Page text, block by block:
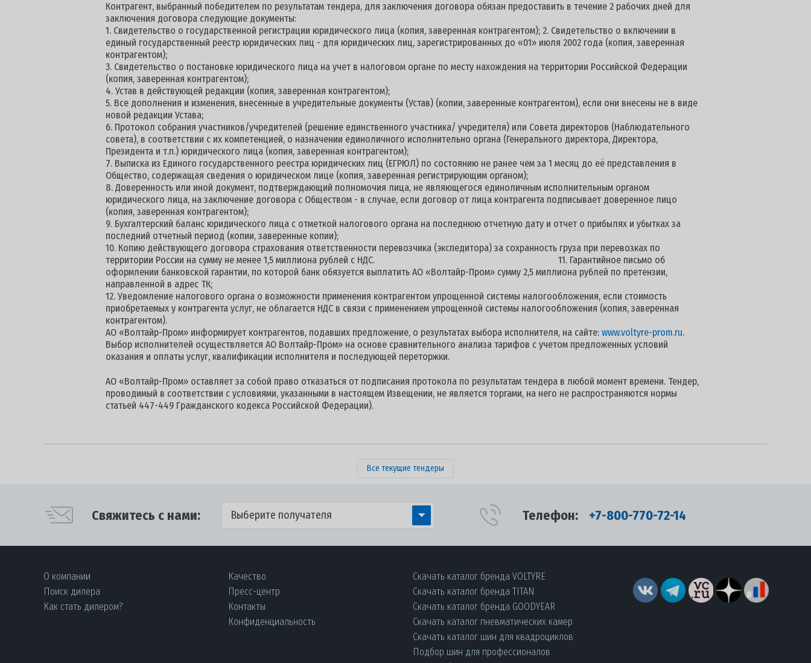
Контрагент, выбранный победителем по результатам тендера, для заключения договора обязан предоставить в течение 2 рабочих дней для
заключения договора следующие документы:
1. Свидетельство о государственной регистрации юридического лица (копия, заверенная контрагентом); 2. Свидетельство о включении в
единый государственный реестр юридических лиц - для юридических лиц, зарегистрированных до «01» июля 2002 года (копия, заверенная
контрагентом);
3. Свидетельство о постановке юридического лица на учет в налоговом органе по месту нахождения на территории Российской Федерации
(копия, заверенная контрагентом);
4. Устав в действующей редакции (копия, заверенная контрагентом);
5. Все дополнения и изменения, внесенные в учредительные документы (Устав) (копии, заверенные контрагентом), если они внесены не в виде
новой редакции Устава;
6. Протокол собрания участников/учредителей (решение единственного участника/ учредителя) или Совета директоров (Наблюдательного
совета), в соответствии с их компетенцией, о назначении единоличного исполнительно органа (Генерального директора, Директора,
Президента и т.п.) юридического лица (копия, заверенная контрагентом);
7. Выписка из Единого государственного реестра юридических лиц (ЕГРЮЛ) по состоянию не ранее чем за 1 месяц до её представления в
Общество, содержащая сведения о юридическом лице (копия, заверенная регистрирующим органом);
8. Доверенность или иной документ, подтверждающий полномочия лица, не являющегося единоличным исполнительным органом
юридического лица, на заключение договора с Обществом - в случае, если договор от лица контрагента подписывает доверенное лицо
(копия, заверенная контрагентом);
9. Бухгалтерский баланс юридического лица с отметкой налогового органа на последнюю отчетную дату и отчет о прибылях и убытках за
последний отчетный период (копии, заверенные копии);
10. Копию действующего договора страхования ответственности перевозчика (экспедитора) за сохранность груза при перевозках по
территории России на сумму не менее 1,5 миллиона рублей с НДС. 11. Гарантийное письмо об
оформлении банковской гарантии, по которой банк обязуется выплатить АО «Волтайр-Пром» сумму 2,5 миллиона рублей по претензии,
направленной в адрес ТК;
12. Уведомление налогового органа о возможности применения контрагентом упрощенной системы налогообложения, если стоимость
приобретаемых у контрагента услуг, не облагается НДС в связи с применением упрощенной системы налогообложения (копия, заверенная
контрагентом).
АО «Волтайр-Пром» информирует контрагентов, подавших предложение, о результатах выбора исполнителя, на сайте: www.voltyre-prom.ru.
Выбор исполнителей осуществляется АО Волтайр-Пром» на основе сравнительного анализа тарифов с учетом предложенных условий
оказания и оплаты услуг, квалификации исполнителя и последующей переторжки.
АО «Волтайр-Пром» оставляет за собой право отказаться от подписания протокола по результатам тендера в любой момент времени. Тендер,
проводимый в соответствии с условиями, указанными в настоящем Извещении, не является торгами, на него не распространяются нормы
статьей 447-449 Гражданского кодекса Российской Федерации).
Все текущие тендеры
Свяжитесь с нами: Выберите получателя Телефон: +7-800-770-72-14
О компании
Поиск дилера
Как стать дилером?
Качество
Пресс-центр
Контакты
Конфиденциальность
Скачать каталог бренда VOLTYRE
Скачать каталог бренда TITAN
Скачать каталог бренда GOODYEAR
Скачать каталог пневматических камер
Скачать каталог шин для квадроциклов
Подбор шин для профессионалов